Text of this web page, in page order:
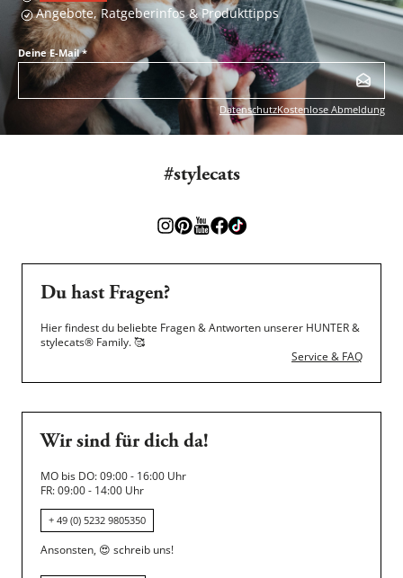
Angebote, Ratgeberinfos & Produkttipps
Deine E-Mail*
DatenschutzKostenlose Abmeldung
#stylecats
Du hast Fragen?
Hier findest du beliebte Fragen & Antworten unserer HUNTER &
stylecats® Family.🥰
Service & FAQ
Wir sind für dich da!
MO bis DO: 09:00 - 16:00 Uhr
FR: 09:00 - 14:00 Uhr
+ 49 (0) 5232 9805350
Ansonsten, 😍 schreib uns!